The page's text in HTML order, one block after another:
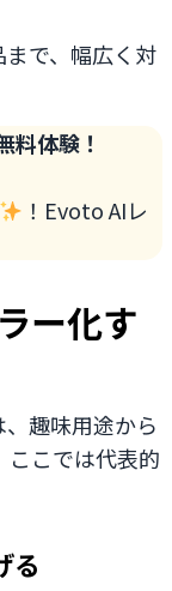
で、幅広く対
料体験！
！Evoto AIレ
ー化す
趣味用途から
ここでは代表的
る